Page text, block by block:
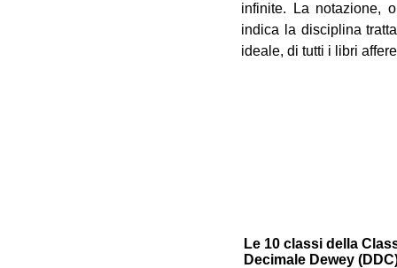
infinite. La notazione,
indica la disciplina
ideale, di tutti i libri
Le 10 classi della
Decimale Dewey